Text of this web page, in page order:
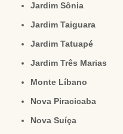
Jardim Sônia
Jardim Taiguara
Jardim Tatuapé
Jardim Três Marias
Monte Líbano
Nova Piracicaba
Nova Suíça